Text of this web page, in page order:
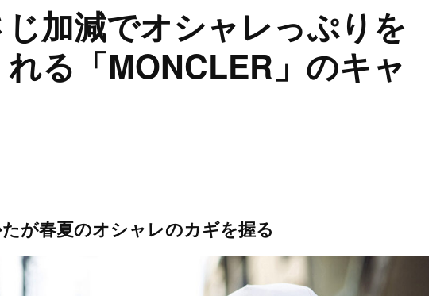
加減でオシャレっぷりを
る「MONCLER」のキャ
が春夏のオシャレのカギを握る